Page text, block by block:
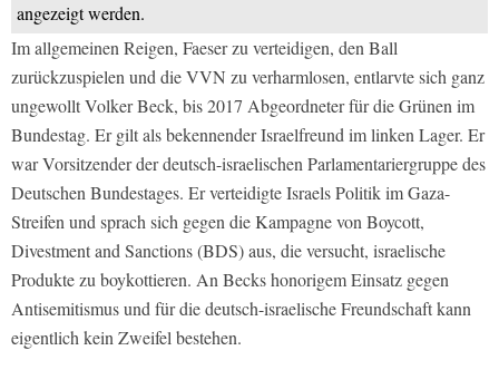
angezeigt werden.
Im allgemeinen Reigen, Faeser zu verteidigen, den Ball
zurückzuspielen und die VVN zu verharmlosen, entlarvte sich ganz
ungewollt Volker Beck, bis 2017 Abgeordneter für die Grünen im
Bundestag. Er gilt als bekennender Israelfreund im linken Lager. Er
war Vorsitzender der deutsch-israelischen Parlamentariergruppe des
Deutschen Bundestages. Er verteidigte Israels Politik im Gaza-
Streifen und sprach sich gegen die Kampagne von Boycott,
Divestment and Sanctions (BDS) aus, die versucht, israelische
Produkte zu boykottieren. An Becks honorigem Einsatz gegen
Antisemitismus und für die deutsch-israelische Freundschaft kann
eigentlich kein Zweifel bestehen.